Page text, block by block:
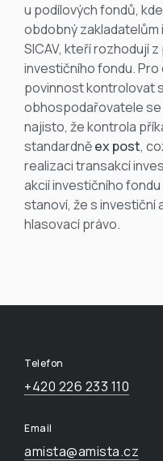
u podílových fondů,
obdobný
SICAV, kteří rozhodují
investičního fondu.
povinnost kontrolovat
obhospodařovatele
najisto, že kontrola
standardněex post,
realizaci transakcí
akcií investičního
stanoví, že s investiční
hlasovací právo.
Telefon
+420 226 233 110
Email
amista@amista.cz